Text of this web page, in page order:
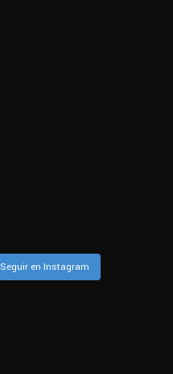
Seguir en Instagram